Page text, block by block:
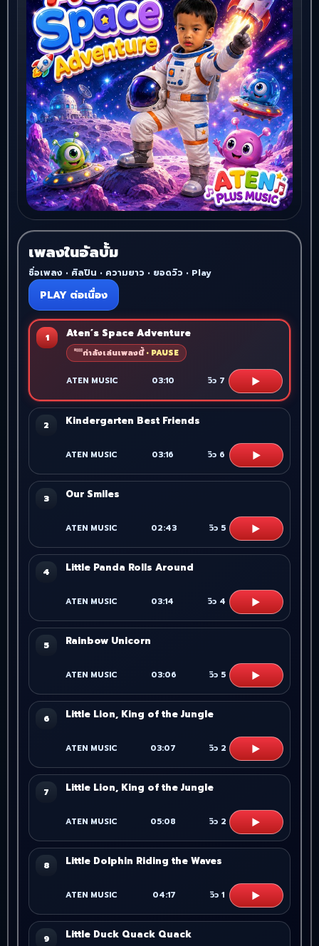
เพลงในอัลบั้ม
ชื่อเพลง • ศิลปิน • ความยาว • ยอดวิว • Play
PLAY ต่อเนื่อง
1 Aten’s Space Adventure
กำลังเล่นเพลงนี้
ATEN MUSIC 03:10 วิว 7 ▶
2 Kindergarten Best Friends
ATEN MUSIC 03:16 วิว 6 ▶
3 Our Smiles
ATEN MUSIC 02:43 วิว 5 ▶
4 Little Panda Rolls Around
ATEN MUSIC 03:14 วิว 4 ▶
5 Rainbow Unicorn
ATEN MUSIC 03:06 วิว 5 ▶
6 Little Lion, King of the Jungle
ATEN MUSIC 03:07 วิว 2 ▶
7 Little Lion, King of the Jungle
ATEN MUSIC 05:08 วิว 2 ▶
8 Little Dolphin Riding the Waves
ATEN MUSIC 04:17 วิว1 ▶
9 Little Duck Quack Quack